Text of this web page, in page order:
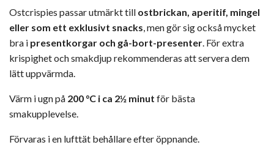
Ostcrispies passar utmärkt till ostbrickan, aperitif, mingel
eller som ett exklusivt snacks, men gör sig också mycket
bra i presentkorgar och gå-bort-presenter. För extra
krispighet och smakdjup rekommenderas att servera dem
lätt uppvärmda.
Värm i ugn på 200 °C i ca 2½ minut för bästa
smakupplevelse.
Förvaras i en lufttät behållare efter öppnande.